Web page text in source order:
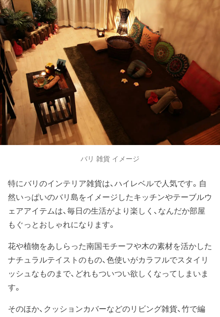
バリ 雑貨 イメージ
特にバリのインテリア雑貨は、ハイレベルで人気です。自
然いっぱいのバリ島をイメージしたキッチンやテーブルウ
ェアアイテムは、毎日の生活がより楽しく、なんだか部屋
もぐっとおしゃれになります。
花や植物をあしらった南国モチーフや木の素材を活かした
ナチュラルテイストのもの、色使いがカラフルでスタイリ
ッシュなものまで、どれもついつい欲しくなってしまいま
す。
そのほか、クッションカバーなどのリビング雑貨、竹で編